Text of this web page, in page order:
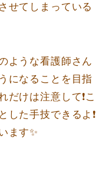
せてしまっている
ような看護師さん
になることを目指
けは注意して❗️こ
した手技できるよ❗️
ます✨